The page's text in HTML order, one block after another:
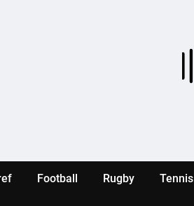
Football Rugby Tennis